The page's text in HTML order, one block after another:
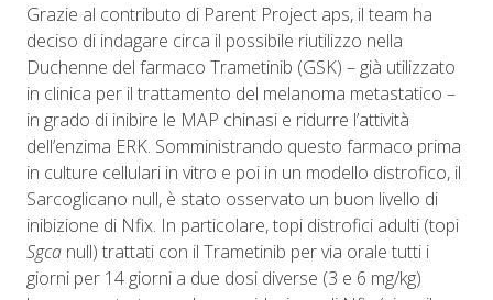
Grazie al contributo di Parent Project aps, il team ha
deciso di indagare circa il possibile riutilizzo nella
Duchenne del farmaco Trametinib (GSK) – già utilizzato
in clinica per il trattamento del melanoma metastatico –
in grado di inibire le MAP chinasi e ridurre l’attività
dell’enzima ERK. Somministrando questo farmaco prima
in culture cellulari in vitro e poi in un modello distrofico, il
Sarcoglicano null, è stato osservato un buon livello di
inibizione di Nfix. In particolare, topi distrofici adulti (topi
Sgca null) trattati con il Trametinib per via orale tutti i
giorni per 14 giorni a due dosi diverse (3 e 6 mg/kg)